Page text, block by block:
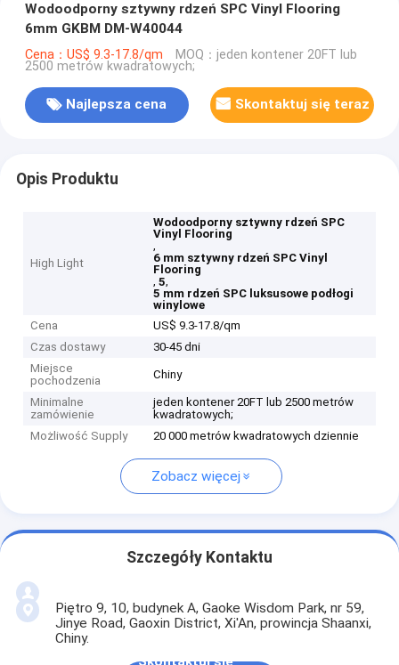
Wodoodporny sztywny rdzeń SPC Vinyl Flooring
6mm GKBM DM-W40044
Cena：US$ 9.3-17.8/qm MOQ：jeden kontener 20FT lub
2500 metrów kwadratowych;
Najlepsza cena Skontaktuj się teraz
Opis Produktu
High Light
Wodoodporny sztywny rdzeń SPC
Vinyl Flooring
,
6 mm sztywny rdzeń SPC Vinyl
Flooring
,5,
5 mm rdzeń SPC luksusowe podłogi
winylowe
Cena
US$ 9.3-17.8/qm
Czas dostawy
30-45 dni
Miejsce
pochodzenia
Chiny
Minimalne
zamówienie
jeden kontener 20FT lub 2500 metrów
kwadratowych;
Możliwość Supply
20 000 metrów kwadratowych dziennie
Zobacz więcej
Szczegóły Kontaktu
Piętro 9, 10, budynek A, Gaoke Wisdom Park, nr 59,
Jinye Road, Gaoxin District, Xi'An, prowincja Shaanxi,
Chiny.
Skontaktuj się